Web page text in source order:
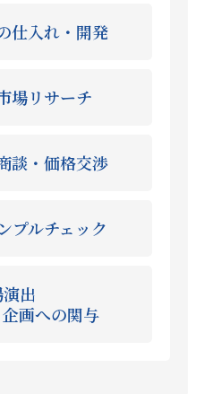
仕入れ・開発
場リサーチ
談・価格交渉
プルチェック
出
画への関与